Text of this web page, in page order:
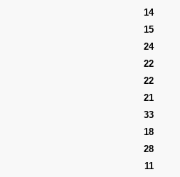
14
15
24
22
22
21
33
18
28
11